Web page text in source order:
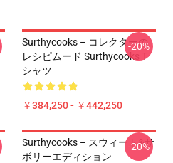
Surthycooks – コレクターの
レシピムード Surthycooks T
シャツ
￥384,250 - ￥442,250
-20%
Surthycooks – スウィート&サ
ボリーエディション
-20%